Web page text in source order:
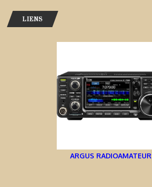
LIENS
ARGUS RADIOAMATEUR